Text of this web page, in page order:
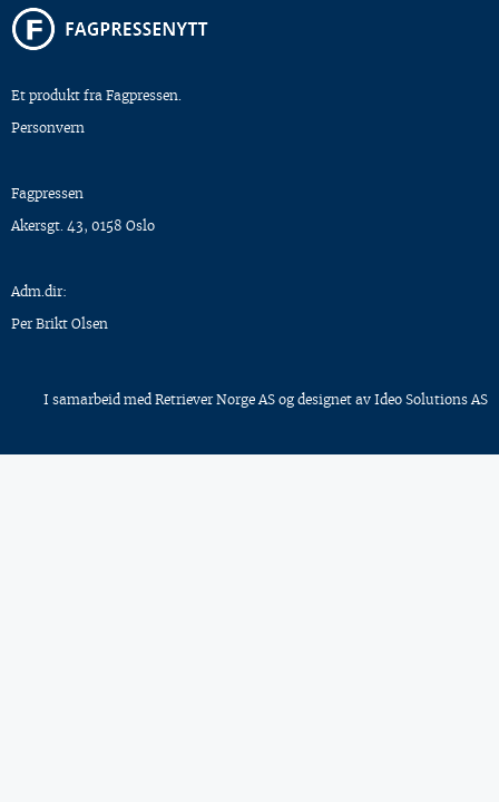
Et produkt fra Fagpressen.
Personvern
Fagpressen
Akersgt. 43, 0158 Oslo
Adm.dir:
Per Brikt Olsen
I samarbeid med Retriever Norge AS og designet av Ideo Solutions AS